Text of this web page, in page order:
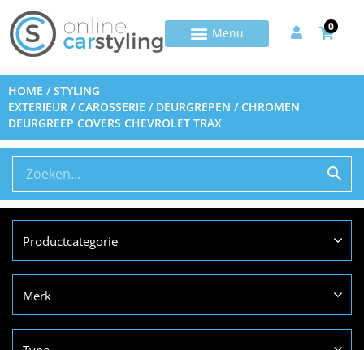
0
HOME /STYLING
EXTERIEUR /CAROSSERIE / DEURGREPEN / CHROMEN
DEURGREEP COVERS CHEVROLET TRAX
Productcategorie
Merk